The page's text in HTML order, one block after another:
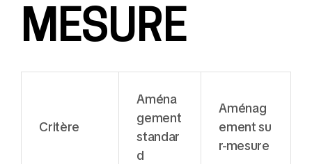
MESURE
Critère
Aména
gement
standar
d
Aménag
ement su
r-mesure